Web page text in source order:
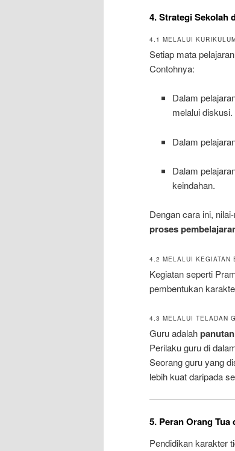
4. Strategi Sekolah
4.1 MELALUI
Setiap mata
Contohnya:
Dalam
melalui diskusi.
Dalam
Dalam
keindahan.
Dengan cara ini,
proses
4.2 MELALUI KEGIATAN
Kegiatan seperti
pembentukan
4.3 MELALUI TELADAN
Guru adalah
Perilaku guru di
Seorang guru yang
lebih kuat daripada
5. Peran Orang
Pendidikan karakter